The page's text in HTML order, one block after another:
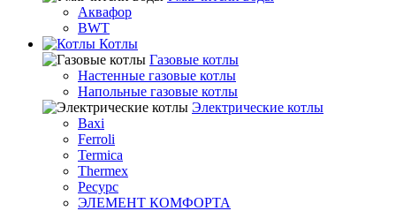
Аквафор
BWT
Котлы
Гaзовые котлы
Настенные газовые котлы
Напольные газовые котлы
Электрические котлы
Baxi
Ferroli
Termica
Thermex
Ресурс
ЭЛЕМЕНТ КОМФОРТА